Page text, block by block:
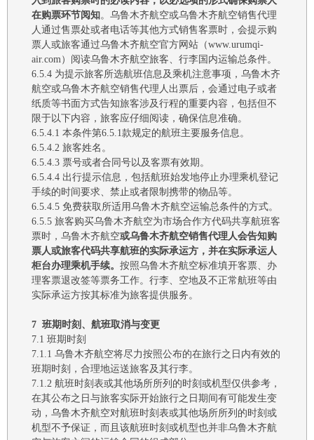
在购票环节阅知。 乌鲁木齐航空或乌鲁木齐航空销售代理
人通过售票处或者电话等其他方式销售客票时，会提示购
票人或旅客通过乌鲁木齐航空官方网站（www.urumqi-
air.com）阅读乌鲁木齐航空旅客、行李国内运输总条件。
6.5.4 为提示旅客所选航班信息及乘机注意事项， 乌鲁木齐
航空或乌鲁木齐航空销售代理人出票后，会通过电子或者
纸质等书面方式告知旅客涉及行程的重要内容，包括但不
限于以下内容，旅客应仔细阅读，确保信息准确。
6.5.4.1 本条件第6.5.1款规定的航班主要服务信息。
6.5.4.2 旅客姓名 。
6.5.4.3 票号或者合同号以及客票有效期 。
6.5.4.4 出行提示信息，包括航班始发地停止办理乘机登记
手续的时间要求、禁止或者限制携带的物品等。
6.5.4.5 免费获取所适用乌鲁木齐航空运输总条件的方式。
6.5.5 旅客购买乌鲁木齐航空为市场合作方代码共享航班客
票时， 乌鲁木齐航空或乌鲁木齐航空销售代理人会告知购
票人或旅客代码共享航班的实际承运方， 并在实际承运人
柜台办理乘机手续。 按照乌鲁木齐航空标准填开客票、办
理客票退改签等票务工作。行李、空地及不正常航班等由
实际承运方按其标准为旅客提供服务。
7 班期时刻、航班取消与变更
7.1 班期时刻
7.1.1 乌鲁木齐航空将尽力按照公布的在旅行之日内有效的
班期时刻，合理地运送旅客及其行李。
7.1.2 航班时刻表或其他场所所列的时刻或机型仅供参考 ，
在其公布之日与旅客实际开始旅行之日期间有可能发生变
动， 乌鲁木齐航空对航班时刻表或其他场所所列的时刻或
机型不予保证 ， 而且该航班时刻或机型也并非乌鲁木齐航